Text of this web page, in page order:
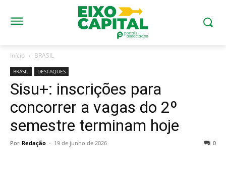
Início BRASIL
BRASIL DESTAQUES
Sisu+: inscrições para
concorrer a vagas do 2º
semestre terminam hoje
Por Redação - 19 de junho de 2026 0